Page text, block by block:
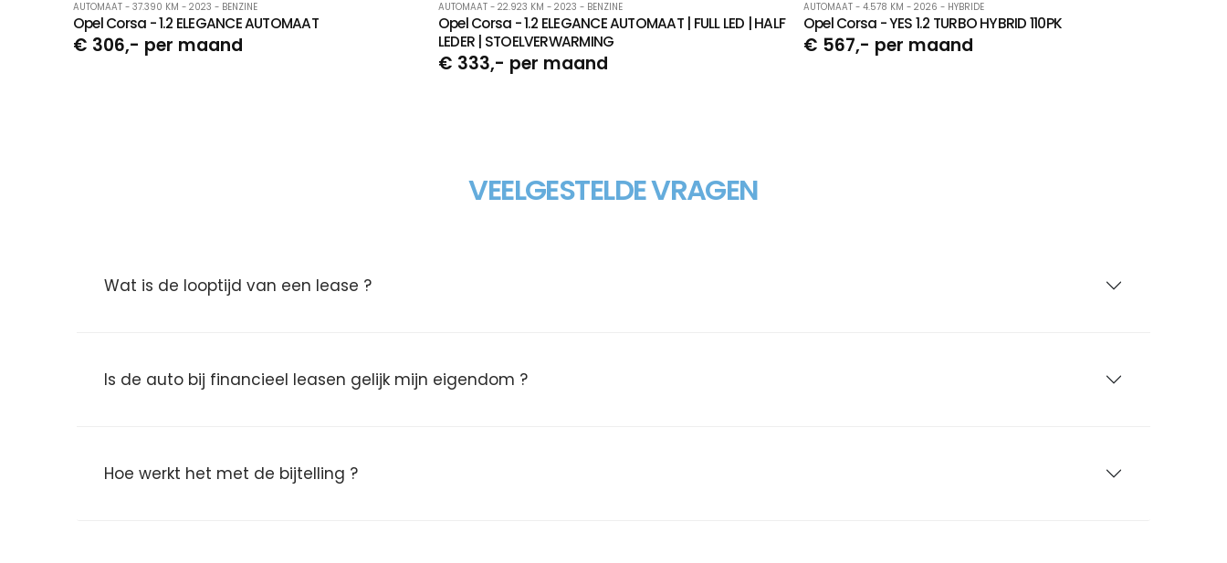
AUTOMAAT - 37.390 KM - 2023 - BENZINE
Opel Corsa - 1.2 ELEGANCE AUTOMAAT
€ 306,- per maand
AUTOMAAT - 22.923 KM - 2023 - BENZINE
Opel Corsa - 1.2 ELEGANCE AUTOMAAT | FULL LED | HALF
LEDER | STOELVERWARMING
€ 333,- per maand
AUTOMAAT - 4.578 KM - 2026 - HYBRIDE
Opel Corsa - YES 1.2 TURBO HYBRID 110PK
€ 567,- per maand
VEELGESTELDE VRAGEN
Wat is de looptijd van een lease ?
Is de auto bij financieel leasen gelijk mijn eigendom ?
Hoe werkt het met de bijtelling ?